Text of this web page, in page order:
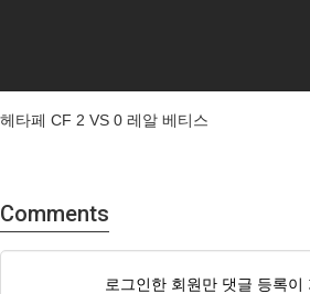
헤타페 CF 2 VS 0 레알 베티스
Comments
로그인한 회원만 댓글 등록이